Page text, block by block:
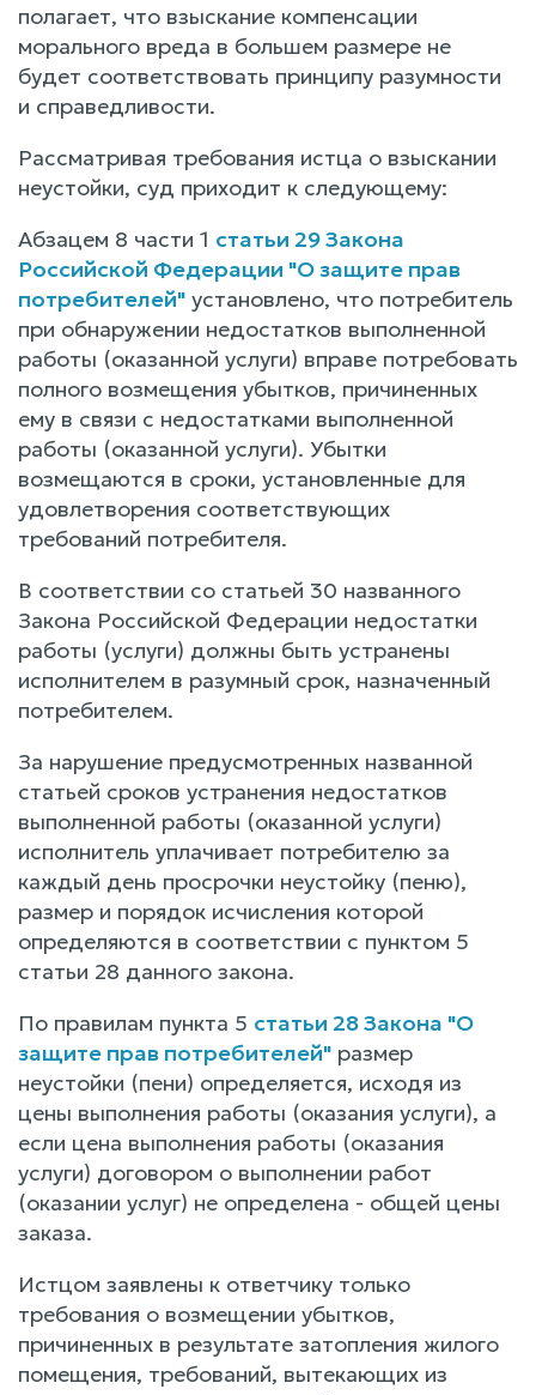
полагает, что взыскание компенсации
морального вреда в большем размере не
будет соответствовать принципу разумности
и справедливости.
Рассматривая требования истца о взыскании
неустойки, суд приходит к следующему:
Абзацем 8 части 1 статьи 29 Закона
Российской Федерации "О защите прав
потребителей" установлено, что потребитель
при обнаружении недостатков выполненной
работы (оказанной услуги) вправе потребовать
полного возмещения убытков, причиненных
ему в связи с недостатками выполненной
работы (оказанной услуги). Убытки
возмещаются в сроки, установленные для
удовлетворения соответствующих
требований потребителя.
В соответствии со статьей 30 названного
Закона Российской Федерации недостатки
работы (услуги) должны быть устранены
исполнителем в разумный срок, назначенный
потребителем.
За нарушение предусмотренных названной
статьей сроков устранения недостатков
выполненной работы (оказанной услуги)
исполнитель уплачивает потребителю за
каждый день просрочки неустойку (пеню),
размер и порядок исчисления которой
определяются в соответствии с пунктом 5
статьи 28 данного закона.
По правилам пункта 5 статьи 28 Закона "О
защите прав потребителей" размер
неустойки (пени) определяется, исходя из
цены выполнения работы (оказания услуги), а
если цена выполнения работы (оказания
услуги) договором о выполнении работ
(оказании услуг) не определена - общей цены
заказа.
Истцом заявлены к ответчику только
требования о возмещении убытков,
причиненных в результате затопления жилого
помещения, требований, вытекающих из